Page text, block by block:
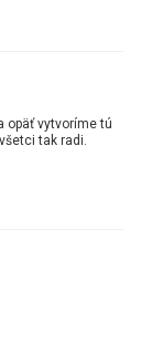
opäť vytvoríme tú
tak radi.